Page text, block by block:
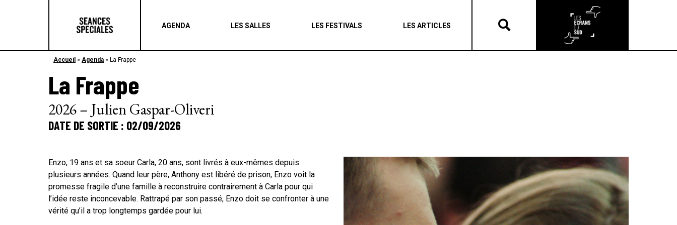
AGENDA LES SALLES LES FESTIVALS LES ARTICLES
Accueil » Agenda » La Frappe
La Frappe
2026 – Julien Gaspar-Oliveri
DATE DE SORTIE : 02/09/2026
Enzo, 19 ans et sa soeur Carla, 20 ans, sont livrés à eux-mêmes depuis
plusieurs années. Quand leur père, Anthony est libéré de prison, Enzo voit la
promesse fragile d’une famille à reconstruire contrairement à Carla pour qui
l’idée reste inconcevable. Rattrapé par son passé, Enzo doit se confronter à une
vérité qu’il a trop longtemps gardée pour lui.